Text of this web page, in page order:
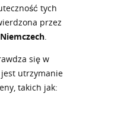
tych
przez
się w
utrzymanie
takich jak: